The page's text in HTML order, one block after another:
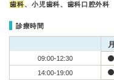
歯科、小児歯科、歯科口腔外科
診療時間
月
09:00-12:30
14:00-19:00